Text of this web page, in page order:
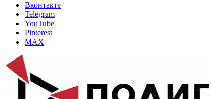
Вконтакте
Telegram
YouTube
Pinterest
MAX